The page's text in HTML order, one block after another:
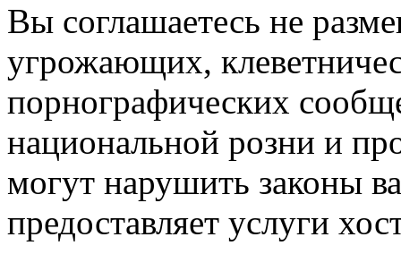
Вы соглашаетесь не
угрожающих,
порнографических
национальной розни и
могут нарушить законы
предоставляет услуги